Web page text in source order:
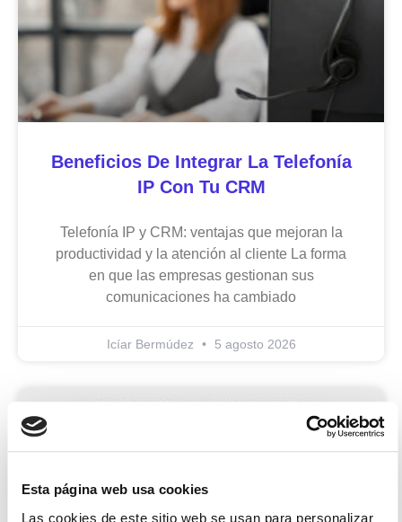
Esta página web usa cookies
Las cookies de este sitio web se usan para personalizar
Beneficios De Integrar La Telefonía
IP Con Tu CRM
Telefonía IP y CRM: ventajas que mejoran la
productividad y la atención al cliente La forma
en que las empresas gestionan sus
comunicaciones ha cambiado
Icíar Bermúdez 5 agosto 2026